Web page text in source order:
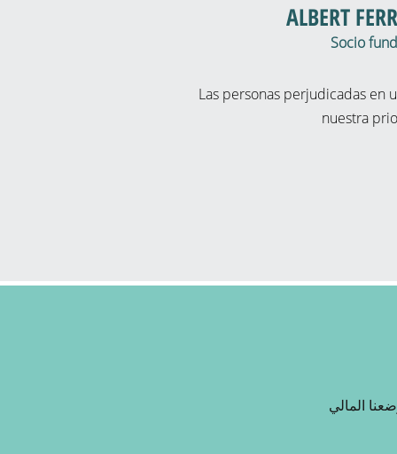
ALBERT
Socio
Las personas perjudicadas en
nuestra
المالي